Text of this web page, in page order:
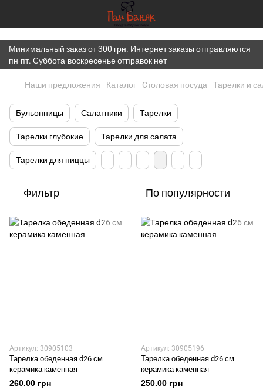
})(window,document,'script','dataLayer','GTM-K7JWBM2W');
Минимальный заказ от 300 грн. Интернет заказы отправляются
пн-пт. Суббота-воскресенье отправок нет
Наши предложения Каталог Cтоловая посуда Тарелки и
Бульонницы Салатники Тарелки
Тарелки глубокие Тарелки для салата
Тарелки для пиццы
Фильтр По популярности
Артикул: 30905103
Тарелка обеденная d26 см
керамика каменная
260.00 грн
Артикул: 30905196
Тарелка обеденная d26 см
керамика каменная
250.00 грн